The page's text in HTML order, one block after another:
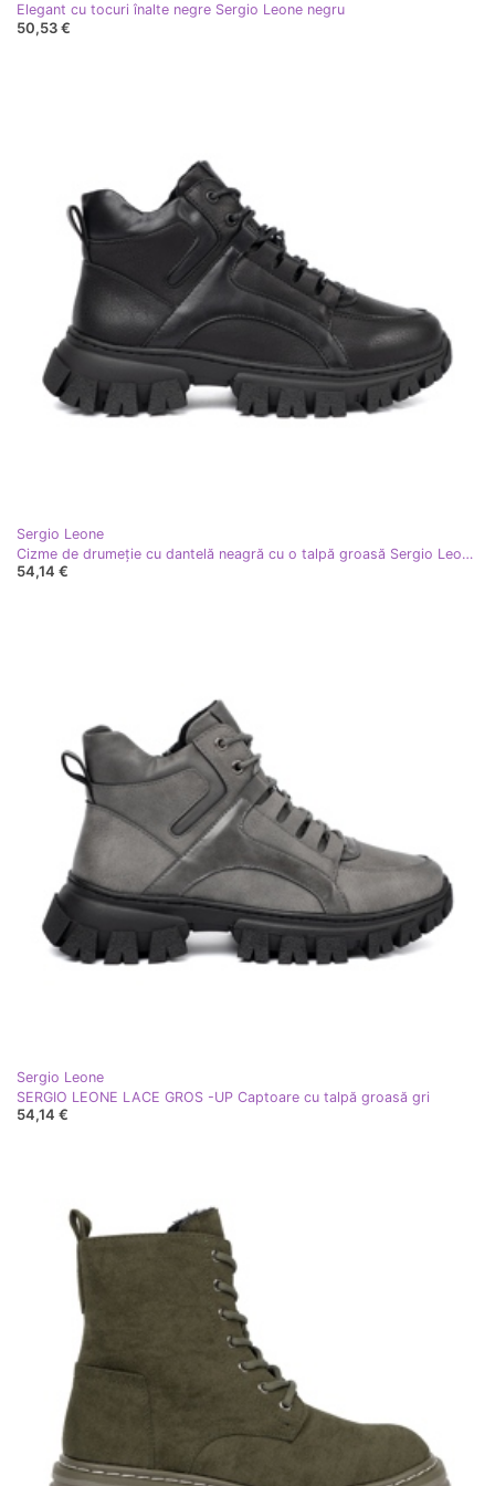
Elegant cu tocuri înalte negre Sergio Leone negru
50,53 €
Sergio Leone
Cizme de drumeție cu dantelă neagră cu o talpă groasă Sergio Leone negru
54,14 €
Sergio Leone
SERGIO LEONE LACE GROS -UP Captoare cu talpă groasă gri
54,14 €